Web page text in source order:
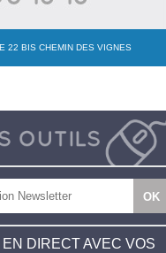
22 BIS CHEMIN DES VIGNES
EN DIRECT AVEC VOS